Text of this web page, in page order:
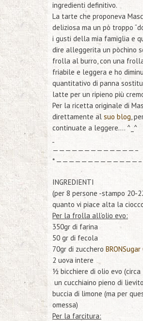
ingredienti definitivo.
La tarte che proponeva
deliziosa ma un pò troppo
i gusti della mia famiglia e
dire alleggerita un pòchino
frolla al burro, con una
friabile e leggera e ho
quantitativo di panna
latte per un ripieno più
Per la ricetta originale di
direttamente al suo blog ,
continuate a leggere…. ^_^
—————————————–
* —————————————–
INGREDIENTI
(per 8 persone -stampo 20-
quanto vi piace alta la
Per la frolla all’olio evo:
350gr di farina
50 gr di fecola
70gr di zucchero
2 uova intere
½ bicchiere di olio evo (circa
un cucchiaino pieno di
buccia di limone (ma per
omessa)
Per la farcitura: